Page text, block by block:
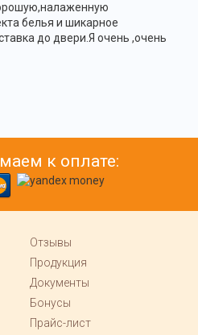
белья и шикарное
до двери.Я очень ,очень
к оплате:
Отзывы
Продукция
Документы
Бонусы
Прайс-лист